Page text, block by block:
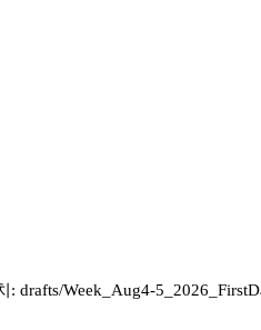
Week_Aug4-